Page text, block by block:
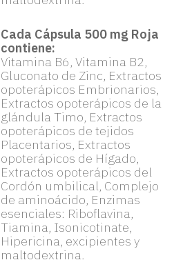
Cada Cápsula 500 mg Roja
contiene:
Vitamina B6, Vitamina B2,
Gluconato de Zinc, Extractos
opoterápicos Embrionarios,
Extractos opoterápicos de la
glándula Timo, Extractos
opoterápicos de tejidos
Placentarios, Extractos
opoterápicos de Hígado,
Extractos opoterápicos del
Cordón umbilical, Complejo
de aminoácido, Enzimas
esenciales: Riboflavina,
Tiamina, Isonicotinate,
Hipericina, excipientes y
maltodextrina.